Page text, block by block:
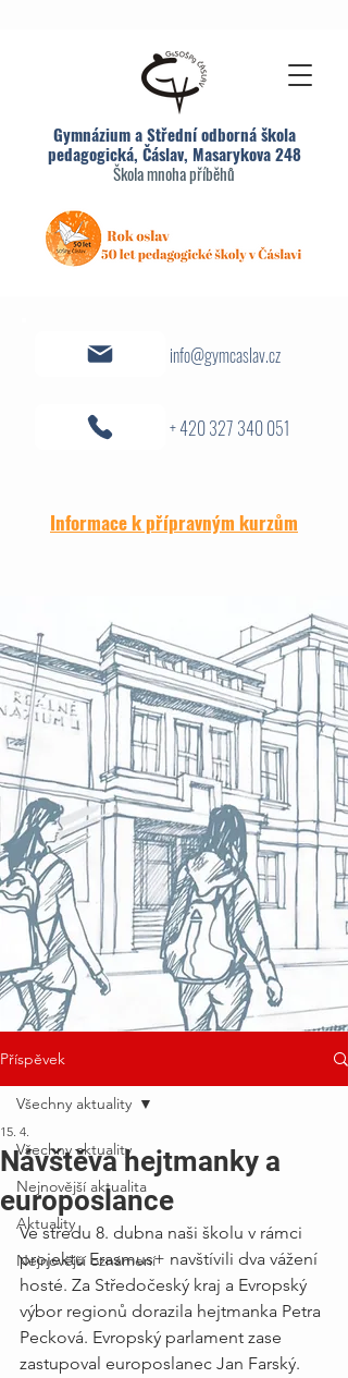
Gymnázium a Střední odborná škola
pedagogická, Čáslav, Masarykova 248
Škola mnoha příběhů
info@gymcaslav.cz
+ 420 327 340 051
Informace k přípravným kurzům
Příspěvek
Všechny aktuality
Nejnovější aktualita
Aktuality
Nejnovější oznámení
Všechny aktuality
Návštěva hejtmanky a
europoslance
15. 4.
Ve středu 8. dubna naši školu v rámci
projektu Erasmus+ navštívili dva vážení
hosté. Za Středočeský kraj a Evropský
výbor regionů dorazila hejtmanka Petra
Pecková. Evropský parlament zase
zastupoval europoslanec Jan Farský.